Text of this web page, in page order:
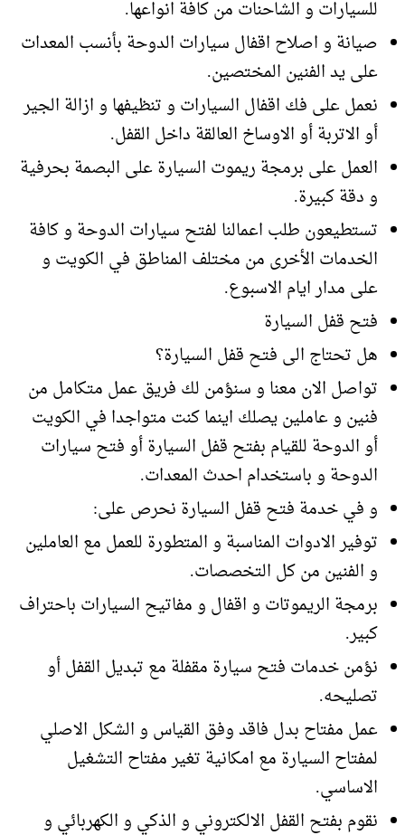
للسيارات و الشاحنات من كافة انواعها.
صيانة و اصلاح اقفال سيارات الدوحة بأنسب المعدات
على يد الفنين المختصين.
نعمل على فك اقفال السيارات و تنظيفها و ازالة الجير
أو الاتربة أو الاوساخ العالقة داخل القفل.
العمل على برمجة ريموت السيارة على البصمة بحرفية
و دقة كبيرة.
تستطيعون طلب اعمالنا لفتح سيارات الدوحة و كافة
الخدمات الأخرى من مختلف المناطق في الكويت و
على مدار ايام الاسبوع.
فتح قفل السيارة
هل تحتاج الى فتح قفل السيارة؟
تواصل الان معنا و سنؤمن لك فريق عمل متكامل من
فنين و عاملين يصلك اينما كنت متواجدا في الكويت
أو الدوحة للقيام بفتح قفل السيارة أو فتح سيارات
الدوحة و باستخدام احدث المعدات.
و في خدمة فتح قفل السيارة نحرص على:
توفير الادوات المناسبة و المتطورة للعمل مع العاملين
و الفنين من كل التخصصات.
برمجة الريموتات و اقفال و مفاتيح السيارات باحتراف
كبير.
نؤمن خدمات فتح سيارة مقفلة مع تبديل القفل أو
تصليحه.
عمل مفتاح بدل فاقد وفق القياس و الشكل الاصلي
لمفتاح السيارة مع امكانية تغير مفتاح التشغيل
الاساسي.
نقوم بفتح القفل الالكتروني و الذكي و الكهربائي و